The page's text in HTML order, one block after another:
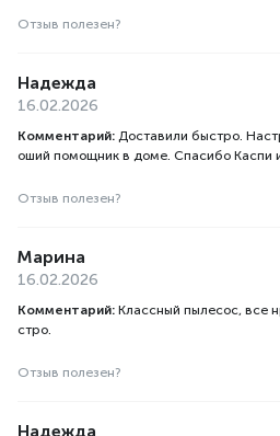
Отзыв полезен?
Надежда
16.02.2026
Комментарий: Доставили быстро.
оший помощник в доме. Спасибо Каспи
Отзыв полезен?
Марина
16.02.2026
Комментарий: Классный пылесос, все
стро.
Отзыв полезен?
Надежда